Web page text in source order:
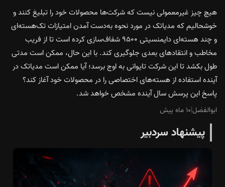
هیچ چیز غیرمعمولی نیست که شرکت‌ها محصولات خود را تبلیغ کنند و
خوشحالیم که مدیاتک در مورد نحوه به‌دست آمدن امتیازات تک‌هسته‌ای
و چند هسته‌ای دایمنسیتی ۹۵۰۰ شفاف‌سازی کرده است تا از فریب
مخاطب و انتقادهای بعدی جلوگیری کند. با این حال، ممکن است مدتی
طول بکشد تا این شرکت تایوانی به اوج برسد؛ آیا ممکن است مدیاتک در
آینده استفاده از هسته‌های اختصاصی را در محصولات خود آغاز کند؟
پاسخ این پرسش سال آینده مشخص خواهد شد.
ابوالفضل|۱۰ ماه پیش
پیشنهاد سردبیر